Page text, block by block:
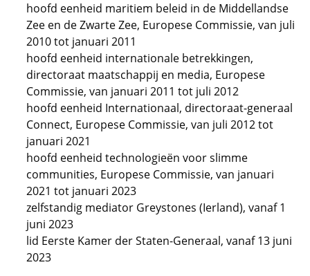
hoofd eenheid maritiem beleid in de Middellandse
Zee en de Zwarte Zee, Europese Commissie, van juli
2010 tot januari 2011
hoofd eenheid internationale betrekkingen,
directoraat maatschappij en media, Europese
Commissie, van januari 2011 tot juli 2012
hoofd eenheid Internationaal, directoraat-generaal
Connect, Europese Commissie, van juli 2012 tot
januari 2021
hoofd eenheid technologieën voor slimme
communities, Europese Commissie, van januari
2021 tot januari 2023
zelfstandig mediator Greystones (Ierland), vanaf 1
juni 2023
lid Eerste Kamer der Staten-Generaal, vanaf 13 juni
2023